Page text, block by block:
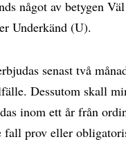
något av betygen
Underkänd (U).
senast två
Dessutom skall
inom ett år från
prov eller